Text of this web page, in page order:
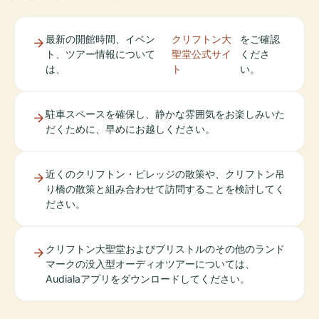
最新の開館時間、イベン
ト、ツアー情報について
は、
クリフトン大
聖堂公式サイ
ト
をご確認
くださ
い。
駐車スペースを確保し、静かな雰囲気をお楽しみいた
だくために、早めにお越しください。
近くのクリフトン・ビレッジの散策や、クリフトン吊
り橋の散策と組み合わせて訪問することを検討してく
ださい。
クリフトン大聖堂およびブリストルのその他のランド
マークの没入型オーディオツアーについては、
Audialaアプリをダウンロードしてください。